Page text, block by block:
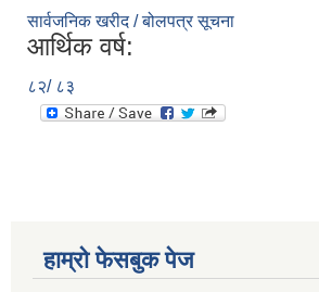
सार्वजनिक खरीद / बोलपत्र सूचना
आर्थिक वर्ष:
८२/ ८३
हाम्रो फेसबुक पेज